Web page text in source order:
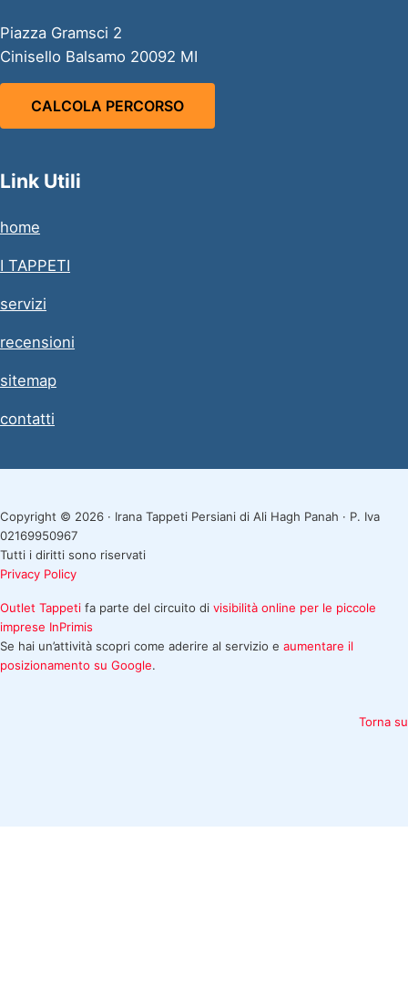
Piazza Gramsci 2
Cinisello Balsamo 20092 MI
CALCOLA PERCORSO
Link Utili
home
I TAPPETI
servizi
recensioni
sitemap
contatti
Copyright © 2026 · Irana Tappeti Persiani di Ali Hagh Panah · P. Iva
02169950967
Tutti i diritti sono riservati
Privacy Policy
Outlet Tappeti fa parte del circuito divisibilità online per le piccole
imprese InPrimis
Se hai un’attività scopri come aderire al servizio eaumentare il
posizionamento su Google.
Torna su